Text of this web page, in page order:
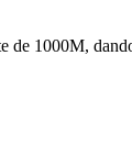
1000M,